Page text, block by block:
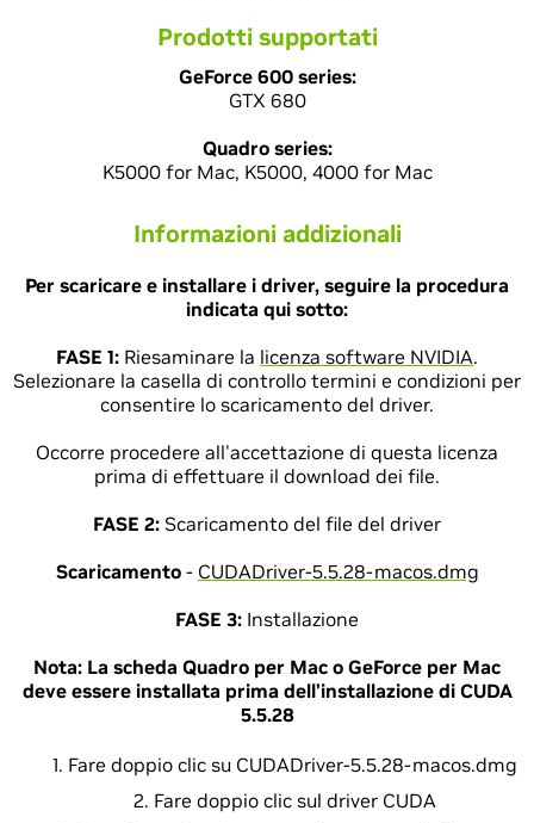
Prodotti supportati
GeForce 600 series:
GTX 680
Quadro series:
K5000 for Mac, K5000, 4000 for Mac
Informazioni addizionali
Per scaricare e installare i driver, seguire la procedura
indicata qui sotto:
FASE 1: Riesaminare la licenza software NVIDIA.
Selezionare la casella di controllo termini e condizioni per
consentire lo scaricamento del driver.
Occorre procedere all'accettazione di questa licenza
prima di effettuare il download dei file.
FASE 2: Scaricamento del file del driver
Scaricamento- CUDADriver-5.5.28-macos.dmg
FASE 3: Installazione
Nota: La scheda Quadro per Mac o GeForce per Mac
deve essere installata prima dell'installazione di CUDA
5.5.28
Fare doppio clic su CUDADriver-5.5.28-macos.dmg
Fare doppio clic sul driver CUDA